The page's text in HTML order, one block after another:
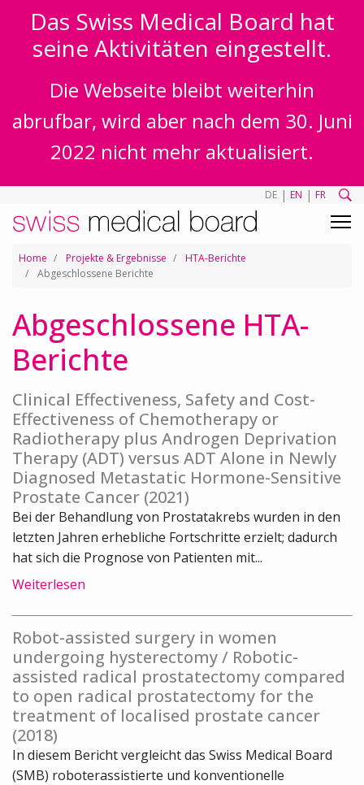
Das Swiss Medical Board hat
seine Aktivitäten eingestellt.
Die Webseite bleibt weiterhin
abrufbar, wird aber nach dem 30. Juni
2022 nicht mehr aktualisiert.
DE | EN | FR
Home Projekte & Ergebnisse
HTA-Berichte
Abgeschlossene Berichte
Abgeschlossene HTA-
Berichte
Clinical Effectiveness, Safety and Cost-
Effectiveness of Chemotherapy or
Radiotherapy plus Androgen Deprivation
Therapy (ADT) versus ADT Alone in Newly
Diagnosed Metastatic Hormone-Sensitive
Prostate Cancer (2021)
Bei der Behandlung von Prostatakrebs wurden in den
letzten Jahren erhebliche Fortschritte erzielt; dadurch
hat sich die Prognose von Patienten mit...
Weiterlesen
Robot-assisted surgery in women
undergoing hysterectomy / Robotic-
assisted radical prostatectomy compared
to open radical prostatectomy for the
treatment of localised prostate cancer
(2018)
In diesem Bericht vergleicht das Swiss Medical Board
(SMB) roboterassistierte und konventionelle